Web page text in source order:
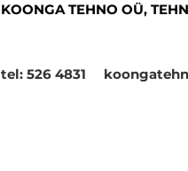
KOONGA TEHNO OÜ,
tel: 526 4831